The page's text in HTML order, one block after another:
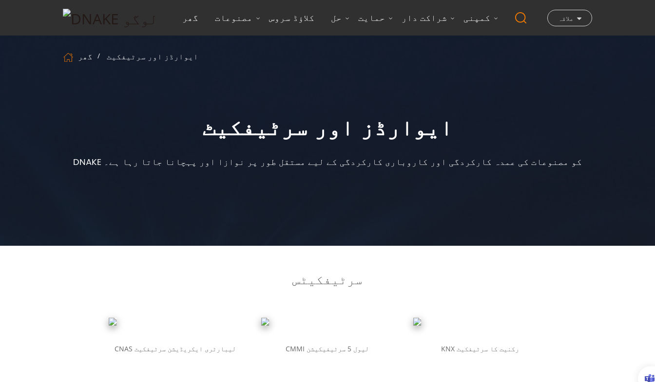
گھر مصنوعات کلاؤڈ سروس حل حمایت شراکت دار کمپنی علاقہ
گھر ایوارڈز اور سرٹیفکیٹ
ایوارڈز اور سرٹیفکیٹ
DNAKE کو مصنوعات کی عمدہ کارکردگی اور کاروباری کارکردگی کے لیے مستقل طور پر نوازا اور پہچانا جاتا رہا ہے۔
سرٹیفکیٹس
CNAS لیبارٹری ایکریڈیشن سرٹیفکیٹ CMMI لیول 5 سرٹیفیکیشن KNX رکنیت کا سرٹیفکیٹ